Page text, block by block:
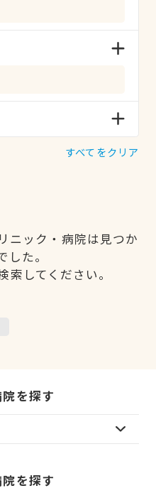
すべてをクリア
ニック・病院は見つか
した。
索してください。
を探す
を探す